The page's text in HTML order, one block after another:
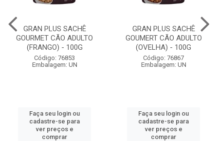
GRAN PLUS SACHÊ
GOURMET CÃO ADULTO
(FRANGO) - 100G
Código: 76853
Embalagem: UN
Faça seu login ou
cadastre-se para
ver preços e
comprar
GRAN PLUS SACHÊ
GOUMERT CÃO ADULTO
(OVELHA) - 100G
Código: 76867
Embalagem: UN
Faça seu login ou
cadastre-se para
ver preços e
comprar